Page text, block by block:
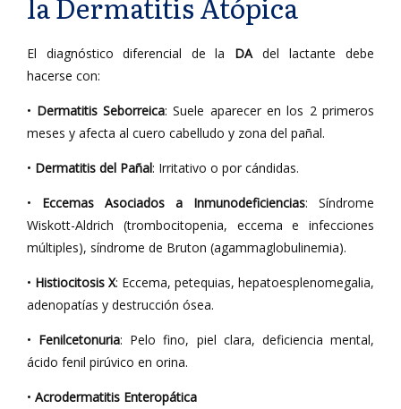
El diagnóstico diferencial de la DAdel lactante debe
hacerse con:
• Dermatitis Seborreica: Suele aparecer en los 2 primeros
meses y afecta al cuero cabelludo y zona del pañal.
• Dermatitis del Pañal: Irritativo o por cándidas.
• Eccemas Asociados a Inmunodeficiencias: Síndrome
Wiskott-Aldrich (trombocitopenia, eccema e infecciones
múltiples), síndrome de Bruton (agammaglobulinemia).
• Histiocitosis X: Eccema, petequias, hepatoesplenomegalia,
adenopatías y destrucción ósea.
• Fenilcetonuria: Pelo fino, piel clara, deficiencia mental,
ácido fenil pirúvico en orina.
• Acrodermatitis Enteropática